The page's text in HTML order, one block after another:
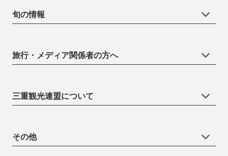
旬の情報
旅行・メディア関係者の方へ
三重観光連盟について
その他